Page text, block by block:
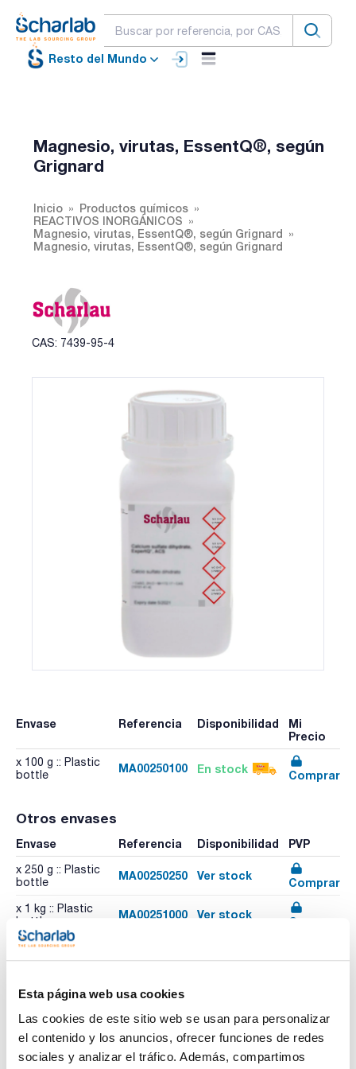
Esta página web usa cookies
Las cookies de este sitio web se usan para personalizar
el contenido y los anuncios, ofrecer funciones de redes
sociales y analizar el tráfico. Además, compartimos
Resto del Mundo
Magnesio, virutas, EssentQ®, según
Grignard
Inicio
Productos químicos
REACTIVOS INORGÁNICOS
Magnesio, virutas, EssentQ®, según Grignard
Magnesio, virutas, EssentQ®, según Grignard
CAS: 7439-95-4
Envase Referencia Disponibilidad
Mi
Precio
x 100 g :: Plastic
bottle
MA00250100 En stock Comprar
Otros envases
Envase Referencia Disponibilidad PVP
x 250 g :: Plastic
bottle
MA00250250 Ver stock
Comprar
x 1 kg :: Plastic
bottle
MA00251000 Ver stock
Comprar
Imprimir ficha de
producto